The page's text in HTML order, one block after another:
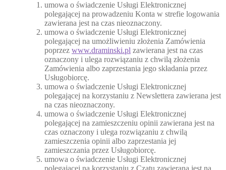
umowa o świadczenie Usługi Elektronicznej
polegającej na prowadzeniu Konta w strefie logowania
zawierana jest na czas nieoznaczony.
umowa o świadczenie Usługi Elektronicznej
polegającej na umożliwieniu złożenia Zamówienia
poprzez www.draminski.pl zawierana jest na czas
oznaczony i ulega rozwiązaniu z chwilą złożenia
Zamówienia albo zaprzestania jego składania przez
Usługobiorcę.
umowa o świadczenie Usługi Elektronicznej
polegającej na korzystaniu z Newslettera zawierana jest
na czas nieoznaczony.
umowa o świadczenie Usługi Elektronicznej
polegającej na zamieszczeniu opinii zawierana jest na
czas oznaczony i ulega rozwiązaniu z chwilą
zamieszczenia opinii albo zaprzestania jej
zamieszczania przez Usługobiorcę.
umowa o świadczenie Usługi Elektronicznej